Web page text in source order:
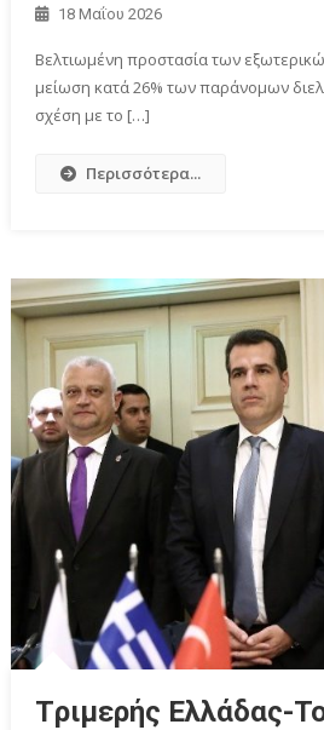
18 Μαΐου 2026
Βελτιωμένη προστασία των
μείωση κατά 26% των παράνομων
σχέση με το […]
Περισσότερα...
Tριμερής Ελλάδας-